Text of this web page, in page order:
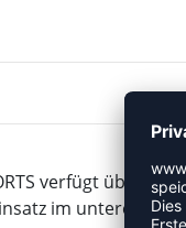
verfügt über
im unteren